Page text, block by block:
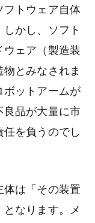
フトウェア自体
かし、ソフト
ェア（製造装
とみなされま
ボットアームが
良品が大量に市
を負うのでし
は「その装置
なります。メ